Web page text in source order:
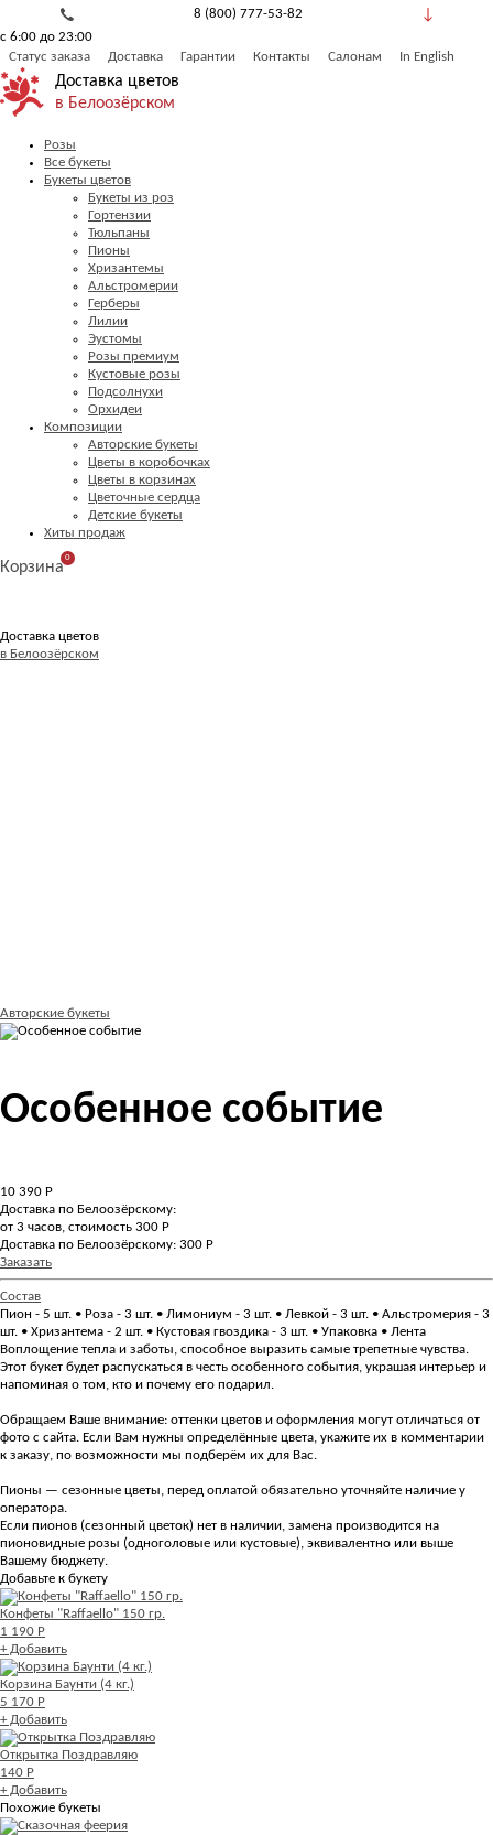
8 (800) 777-53-82
с 6:00 до 23:00
Статус заказа
Доставка Гарантии Контакты Салонам In English
Доставка цветов
в Белоозёрском
Розы
Все букеты
Букеты цветов
Букеты из роз
Гортензии
Тюльпаны
Пионы
Хризантемы
Альстромерии
Герберы
Лилии
Эустомы
Розы премиум
Кустовые розы
Подсолнухи
Орхидеи
Композиции
Авторские букеты
Цветы в коробочках
Цветы в корзинах
Цветочные сердца
Детские букеты
Хиты продаж
Корзина
0
Доставка цветов
в Белоозёрском
Авторские букеты
Особенное событие
10 390 Р
Доставка по Белоозёрскому:
от 3 часов, стоимость 300 Р
Доставка по Белоозёрскому: 300 Р
Заказать
Состав
Пион - 5 шт. • Роза - 3 шт. • Лимониум - 3 шт. • Левкой - 3 шт. • Альстромерия - 3
шт. • Хризантема - 2 шт. • Кустовая гвоздика - 3 шт. • Упаковка • Лента
Воплощение тепла и заботы, способное выразить самые трепетные чувства.
Этот букет будет распускаться в честь особенного события, украшая интерьер и
напоминая о том, кто и почему его подарил.
Обращаем Ваше внимание: оттенки цветов и оформления могут отличаться от
фото с сайта. Если Вам нужны определённые цвета, укажите их в комментарии
к заказу, по возможности мы подберём их для Вас.
Пионы — сезонные цветы, перед оплатой обязательно уточняйте наличие у
оператора.
Если пионов (сезонный цветок) нет в наличии, замена производится на
пионовидные розы (одноголовые или кустовые), эквивалентно или выше
Вашему бюджету.
Добавьте к букету
Конфеты "Raffaello" 150 гр.
1 190 Р
+ Добавить
Корзина Баунти (4 кг.)
5 170 Р
+ Добавить
Открытка Поздравляю
140 Р
+ Добавить
Похожие букеты